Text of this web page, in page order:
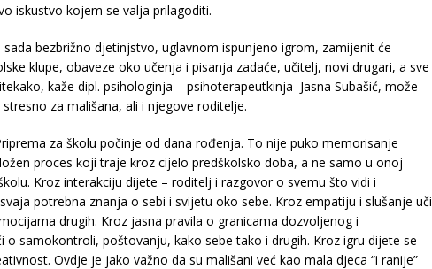
iskustvo kojem se valja prilagoditi.
sada bezbrižno djetinjstvo, uglavnom ispunjeno igrom, zamijenit će
klupe, obaveze oko učenja i pisanja zadaće, učitelj, novi drugari, a sve
kaže dipl. psihologinja – psihoterapeutkinja Jasna Subašić, može
stresno za mališana, ali i njegove roditelje.
za školu počinje od dana rođenja. To nije puko memorisanje
proces koji traje kroz cijelo predškolsko doba, a ne samo u onoj
Kroz interakciju dijete – roditelj i razgovor o svemu što vidi i
potrebna znanja o sebi i svijetu oko sebe. Kroz empatiju i slušanje uči
drugih. Kroz jasna pravila o granicama dozvoljenog i
o samokontroli, poštovanju, kako sebe tako i drugih. Kroz igru dijete se
Ovdje je jako važno da su mališani već kao mala djeca “i ranije”